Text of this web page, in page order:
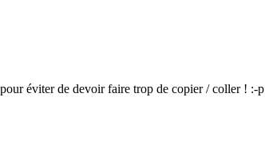
éviter de devoir faire trop de copier / coller ! :-p